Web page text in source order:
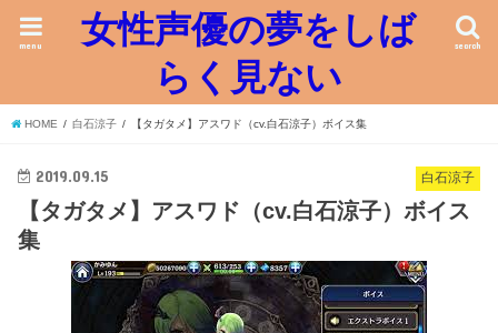
女性声優の夢をしば
らく見ない
search
menu
HOME 白石涼子 【タガタメ】アスワド（cv.白石涼子）ボイス集
白石涼子
2019.09.15
【タガタメ】アスワド（cv.白石涼子）ボイス
集